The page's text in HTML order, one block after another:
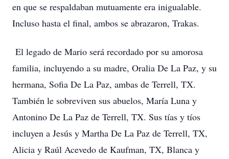
en que se respaldaban mutuamente era inigualable.
Incluso hasta el final, ambos se abrazaron, Trakas.
El legado de Mario será recordado por su amorosa
familia, incluyendo a su madre, Oralia De La Paz, y su
hermana, Sofia De La Paz, ambas de Terrell, TX.
También le sobreviven sus abuelos, María Luna y
Antonino De La Paz de Terrell, TX. Sus tías y tíos
incluyen a Jesús y Martha De La Paz de Terrell, TX,
Alicia y Raúl Acevedo de Kaufman, TX, Blanca y